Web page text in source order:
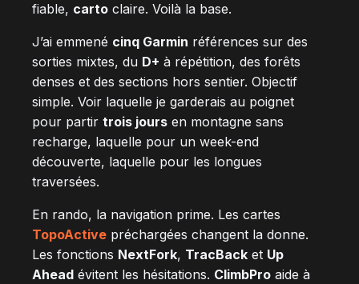
fiable, carto claire. Voilà la base.
J’ai emmené cinq Garmin références sur des
sorties mixtes, du D+ à répétition, des forêts
denses et des sections hors sentier. Objectif
simple. Voir laquelle je garderais au poignet
pour partir trois jours en montagne sans
recharge, laquelle pour un week-end
découverte, laquelle pour les longues
traversées.
En rando, la navigation prime. Les cartes
TopoActive préchargées changent la donne.
Les fonctions NextFork, TracBack et Up
Ahead évitent les hésitations. ClimbPro aide à